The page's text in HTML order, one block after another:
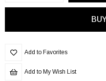
Add to Favorites
Add to My Wish List